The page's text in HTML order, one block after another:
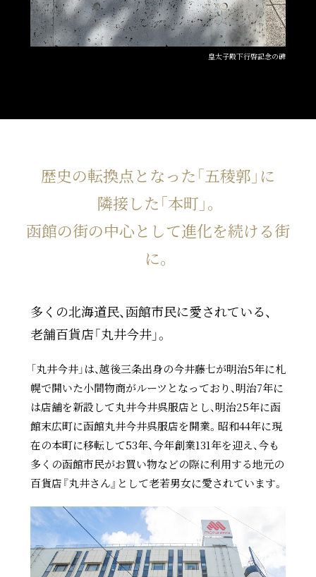
皇太子殿下行啓記念の碑
歴史の転換点となった「五稜郭」に
隣接した「本町」。
函館の街の中心として進化を続ける街
に。
多くの北海道民、函館市民に愛されている、
老舗百貨店「丸井今井」。
「丸井今井」は、越後三条出身の今井藤七が明治5年に札
幌で開いた小間物商がルーツとなっており、明治7年に
は店舗を新設して丸井今井呉服店とし、明治25年に函
館末広町に函館丸井今井呉服店を開業。昭和44年に現
在の本町に移転して53年、今年創業131年を迎え、今も
多くの函館市民がお買い物などの際に利用する地元の
百貨店『丸井さん』として老若男女に愛されています。